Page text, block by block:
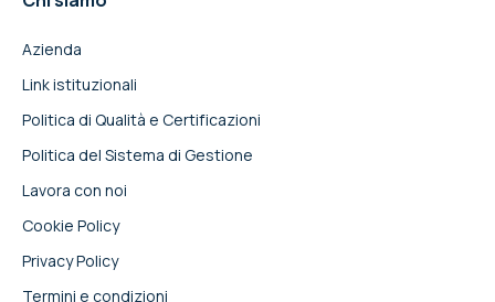
Azienda
Link istituzionali
Politica di Qualità e Certificazioni
Politica del Sistema di Gestione
Lavora con noi
Cookie Policy
Privacy Policy
Termini e condizioni